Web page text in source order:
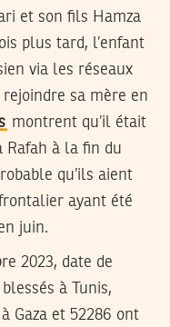
et son fils Hamza
plus tard, l’enfant
via les réseaux
sa mère en
montrent qu’il était
Rafah à la fin du
qu’ils aient
ayant été
juin.
2023, date de
à Tunis,
Gaza et 52286 ont